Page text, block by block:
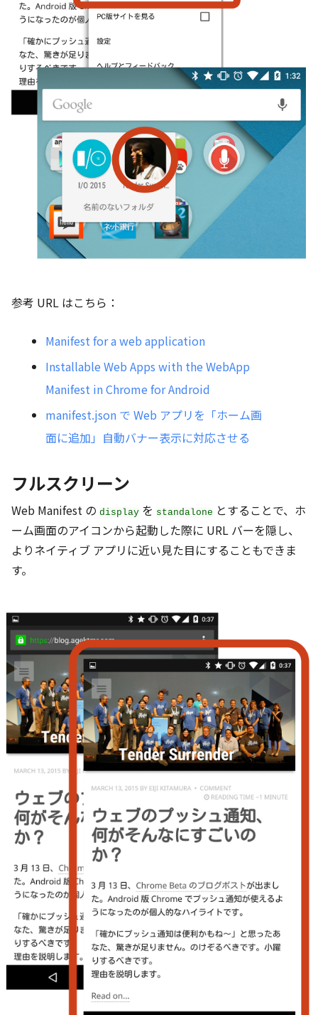
参考 URL はこちら：
Manifest for a web application
Installable Web Apps with the WebApp
Manifest in Chrome for Android
manifest.json で Web アプリを「ホーム画
面に追加」自動バナー表示に対応させる
フルスクリーン
Web Manifest の display を standalone とすることで、ホ
ーム画面のアイコンから起動した際に URL バーを隠し、
よりネイティブ アプリに近い見た目にすることもできま
す。